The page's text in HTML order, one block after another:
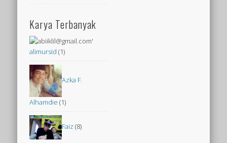
Karya Terbanyak
alimursid (1)
Azka F.
Alhamdie (1)
Faiz (8)